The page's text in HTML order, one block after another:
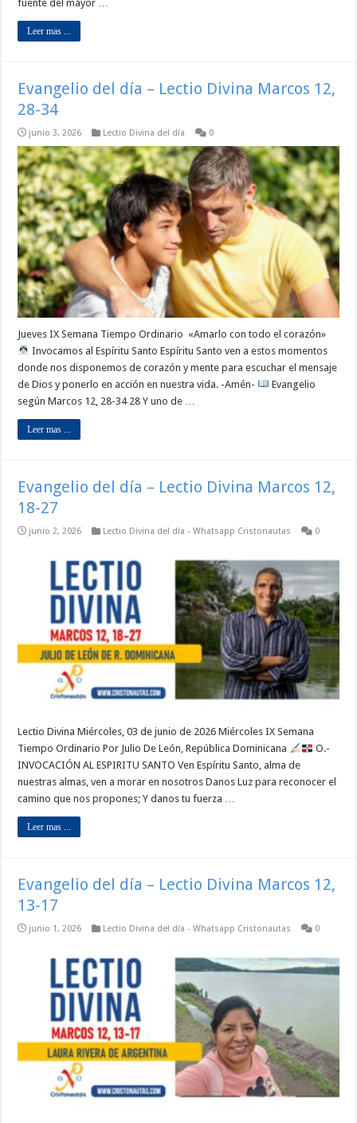
fuente del mayor …
Leer mas ...
Evangelio del día – Lectio Divina Marcos 12,
28-34
junio 3, 2026 Lectio Divina del día 0
Jueves IX Semana Tiempo Ordinario «Amarlo con todo el corazón»
Invocamos al Espíritu Santo Espíritu Santo ven a estos momentos
donde nos disponemos de corazón y mente para escuchar el mensaje
de Dios y ponerlo en acción en nuestra vida. -Amén-
Evangelio
según Marcos 12, 28-34 28 Y uno de …
Leer mas ...
Evangelio del día – Lectio Divina Marcos 12,
18-27
junio 2, 2026 Lectio Divina del día - Whatsapp Cristonautas 0
Lectio Divina Miércoles, 03 de junio de 2026 Miércoles IX Semana
Tiempo Ordinario Por Julio De León, República Dominicana
O.-
INVOCACIÓN AL ESPIRITU SANTO Ven Espíritu Santo, alma de
nuestras almas, ven a morar en nosotros Danos Luz para reconocer el
camino que nos propones; Y danos tu fuerza …
Leer mas ...
Evangelio del día – Lectio Divina Marcos 12,
13-17
junio 1, 2026 Lectio Divina del día - Whatsapp Cristonautas 0